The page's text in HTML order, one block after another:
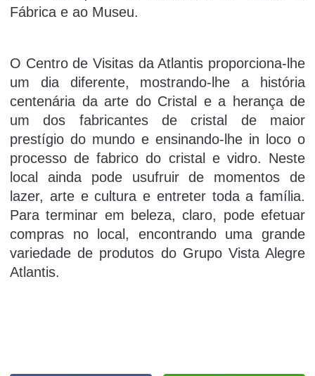
Fábrica e ao Museu.
O Centro de Visitas da Atlantis proporciona-lhe
um dia diferente, mostrando-lhe a história
centenária da arte do Cristal e a herança de
um dos fabricantes de cristal de maior
prestígio do mundo e ensinando-lhe in loco o
processo de fabrico do cristal e vidro. Neste
local ainda pode usufruir de momentos de
lazer, arte e cultura e entreter toda a família.
Para terminar em beleza, claro, pode efetuar
compras no local, encontrando uma grande
variedade de produtos do Grupo Vista Alegre
Atlantis.